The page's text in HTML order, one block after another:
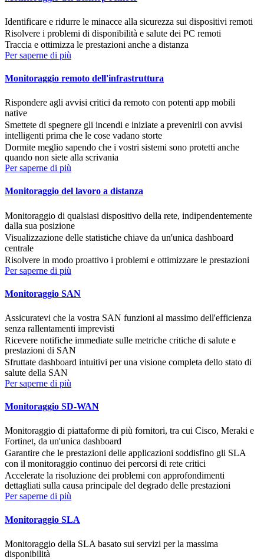
Identificare e ridurre le minacce alla sicurezza sui dispositivi remoti
Risolvere i problemi di disponibilità e salute dei PC remoti
Traccia e ottimizza le prestazioni anche a distanza
Per saperne di più
Monitoraggio remoto dell'infrastruttura
Rispondere agli avvisi critici da remoto con potenti app mobili
native
Smettete di spegnere gli incendi e iniziate a prevenirli con avvisi
intelligenti prima che le cose vadano storte
Dormite meglio sapendo che i vostri sistemi sono protetti anche
quando non siete alla scrivania
Per saperne di più
Monitoraggio del lavoro a distanza
Monitoraggio di qualsiasi dispositivo della rete, indipendentemente
dalla sua posizione
Visualizzazione delle statistiche chiave da un'unica dashboard
centrale
Risolvere in modo proattivo i problemi e ottimizzare le prestazioni
Per saperne di più
Monitoraggio SAN
Assicuratevi che la vostra SAN funzioni al massimo dell'efficienza
senza rallentamenti imprevisti
Ricevere notifiche immediate sulle metriche critiche di salute e
prestazioni di SAN
Sfruttate dashboard intuitivi per una visione completa dello stato di
salute della SAN
Per saperne di più
Monitoraggio SD-WAN
Monitoraggio di piattaforme di più fornitori, tra cui Cisco, Meraki e
Fortinet, da un'unica dashboard
Garantire che le prestazioni delle applicazioni soddisfino gli SLA
con il monitoraggio continuo dei percorsi di rete critici
Accelerate la risoluzione dei problemi con approfondimenti
dettagliati sulla causa principale del degrado delle prestazioni
Per saperne di più
Monitoraggio SLA
Monitoraggio della SLA basato sui servizi per la massima
disponibilità